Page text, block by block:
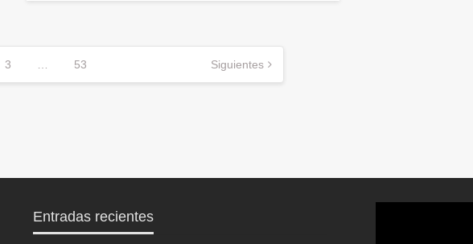
3 53 Siguientes
Entradas recientes